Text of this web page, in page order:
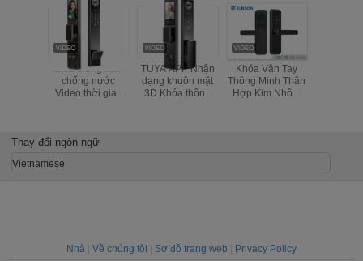
Khóa thông minh
chống nước
Video thời gian
thông minh
TUYA APP Nhận
dạng khuôn mặt
3D Khóa thông
Khóa Vân Tay
Thông Minh Thân
Hợp Kim Nhôm
Thay đổi ngôn ngữ
Vietnamese
Nhà Về chúng tôi Sơ đồ trang web
Privacy Policy